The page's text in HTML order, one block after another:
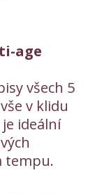
age
všech 5
v klidu
ideální
tempu.